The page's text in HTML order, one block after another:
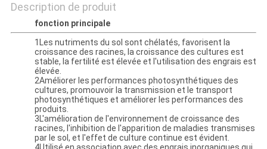
DE
CONFIDENTIALITÉ
Description de produit
fonction principale
1Les nutriments du sol sont chélatés, favorisent la
croissance des racines, la croissance des cultures est
stable, la fertilité est élevée et l'utilisation des engrais est
élevée.
2Améliorer les performances photosynthétiques des
cultures, promouvoir la transmission et le transport
photosynthétiques et améliorer les performances des
produits.
3L'amélioration de l'environnement de croissance des
racines, l'inhibition de l'apparition de maladies transmises
par le sol, et l'effet de culture continue est évident.